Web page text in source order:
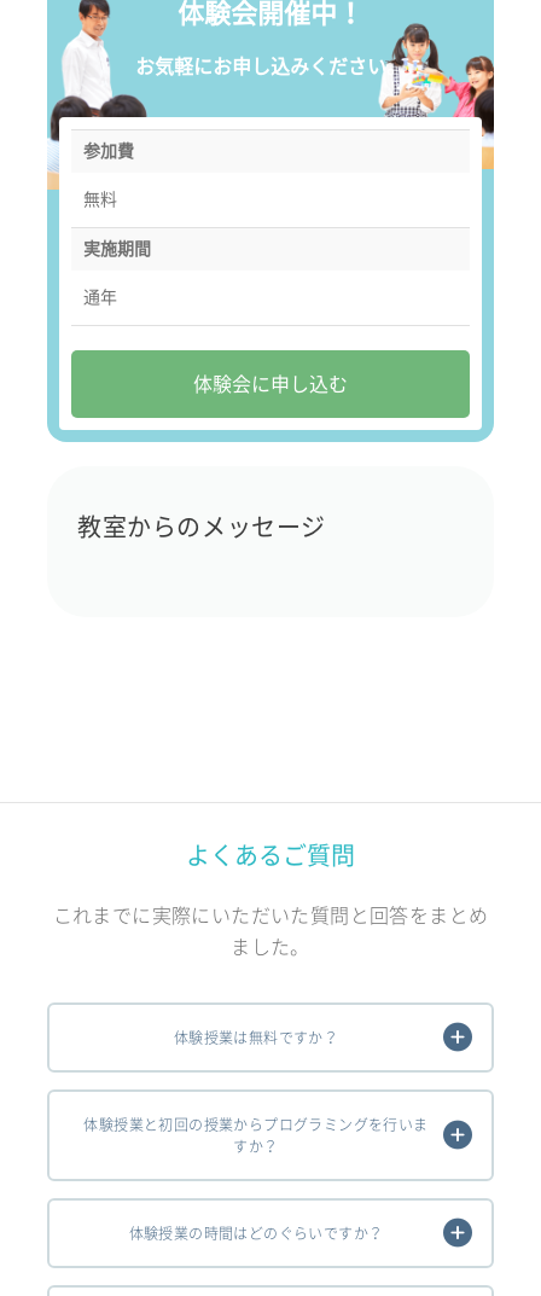
体験会開催中！
お気軽にお申し込みください。
参加費
無料
実施期間
通年
体験会に申し込む
教室からのメッセージ
よくあるご質問
これまでに実際にいただいた質問と回答をまとめ
ました。
体験授業は無料ですか？
体験授業と初回の授業からプログラミングを行いま
すか？
体験授業の時間はどのぐらいですか？